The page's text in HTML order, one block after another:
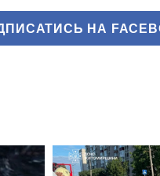
НА